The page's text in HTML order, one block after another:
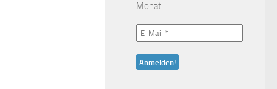
Monat.